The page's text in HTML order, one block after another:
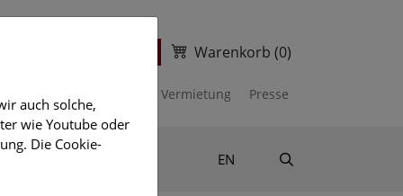
Warenkorb (0)
Vermietung Presse
EN
auch solche,
wie Youtube oder
Die Cookie-